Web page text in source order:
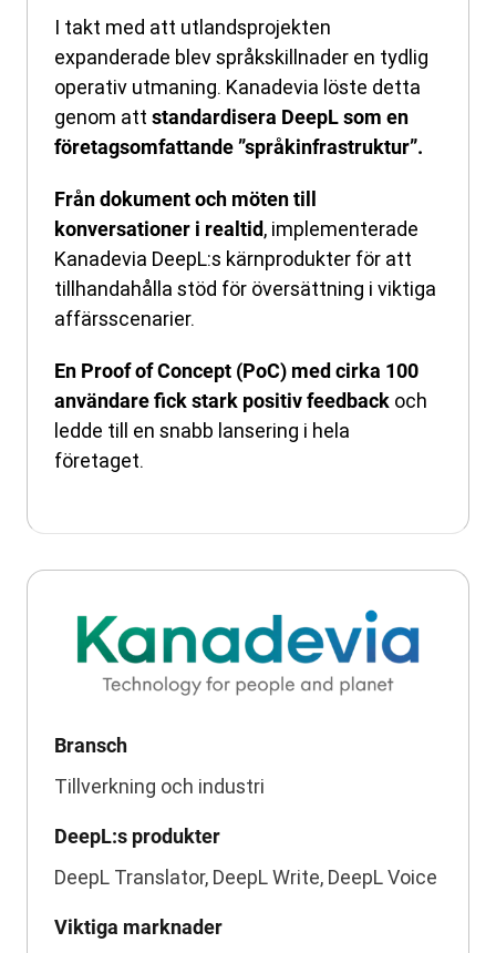
I takt med att utlandsprojekten
expanderade blev språkskillnader en tydlig
operativ utmaning. Kanadevia löste detta
genom att standardisera DeepL som en
företagsomfattande ”språkinfrastruktur”.
Från dokument och möten till
konversationer i realtid, implementerade
Kanadevia DeepL:s kärnprodukter för att
tillhandahålla stöd för översättning i viktiga
affärsscenarier.
En Proof of Concept (PoC) med cirka 100
användare fick stark positiv feedback och
ledde till en snabb lansering i hela
företaget.
Bransch
Tillverkning och industri
DeepL:s produkter
DeepL Translator, DeepL Write, DeepL Voice
Viktiga marknader